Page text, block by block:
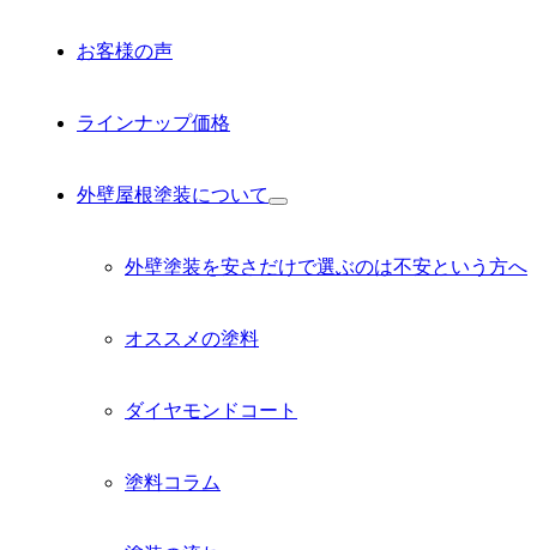
お客様の声
ラインナップ価格
外壁屋根塗装について
サ
ニ
外壁塗装を安さだけで選ぶのは不安という方へ
オススメの塗料
ダイヤモンドコート
塗料コラム